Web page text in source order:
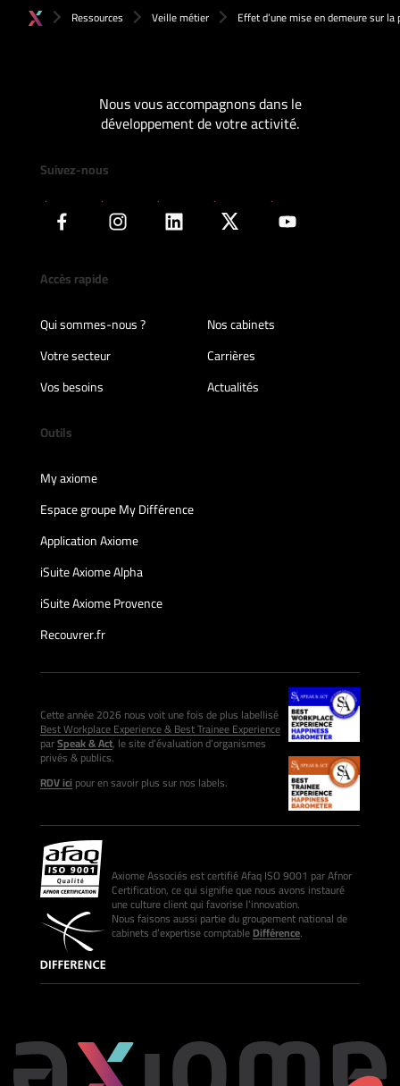
Ressources Veille métier Effet d’une mise en demeure sur la
Nous vous accompagnons dans le
développement de votre activité.
Suivez-nous
Accès rapide
Qui sommes-nous ?
Nos cabinets
Votre secteur
Carrières
Vos besoins
Actualités
Outils
My axiome
Espace groupe My Différence
Application Axiome
iSuite Axiome Alpha
iSuite Axiome Provence
Recouvrer.fr
Cette année 2026 nous voit une fois de plus labellisé
Best Workplace Experience & Best Trainee Experience
parSpeak & Act, le site d’évaluation d’organismes
privés & publics.
RDV icipour en savoir plus sur nos labels.
Axiome Associés est certifié Afaq ISO 9001 par Afnor
Certification, ce qui signifie que nous avons instauré
une culture client qui favorise l’innovation.
Nous faisons aussi partie du groupement national de
cabinets d’expertise comptableDifférence.